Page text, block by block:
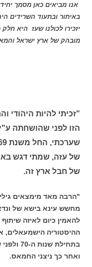
אנו מביאים כאן מסמך
באיתור ובתעוד השרידים
יזכירו לכולנו שעז היא
מובהק של ארץ ישראל
– מאת:
"זכיתי להיות היהודי
הזו לפני שהושחתה
של עזה, שמתי דגש
של חבל ארץ זה.
"הרבה מאד מימצאים
מחשש עינא בישא של
להאמין כיום לאיזה
ההיסטוריה הישמעאלים,
בתחילת
ואחר כך ניצני החמאס.